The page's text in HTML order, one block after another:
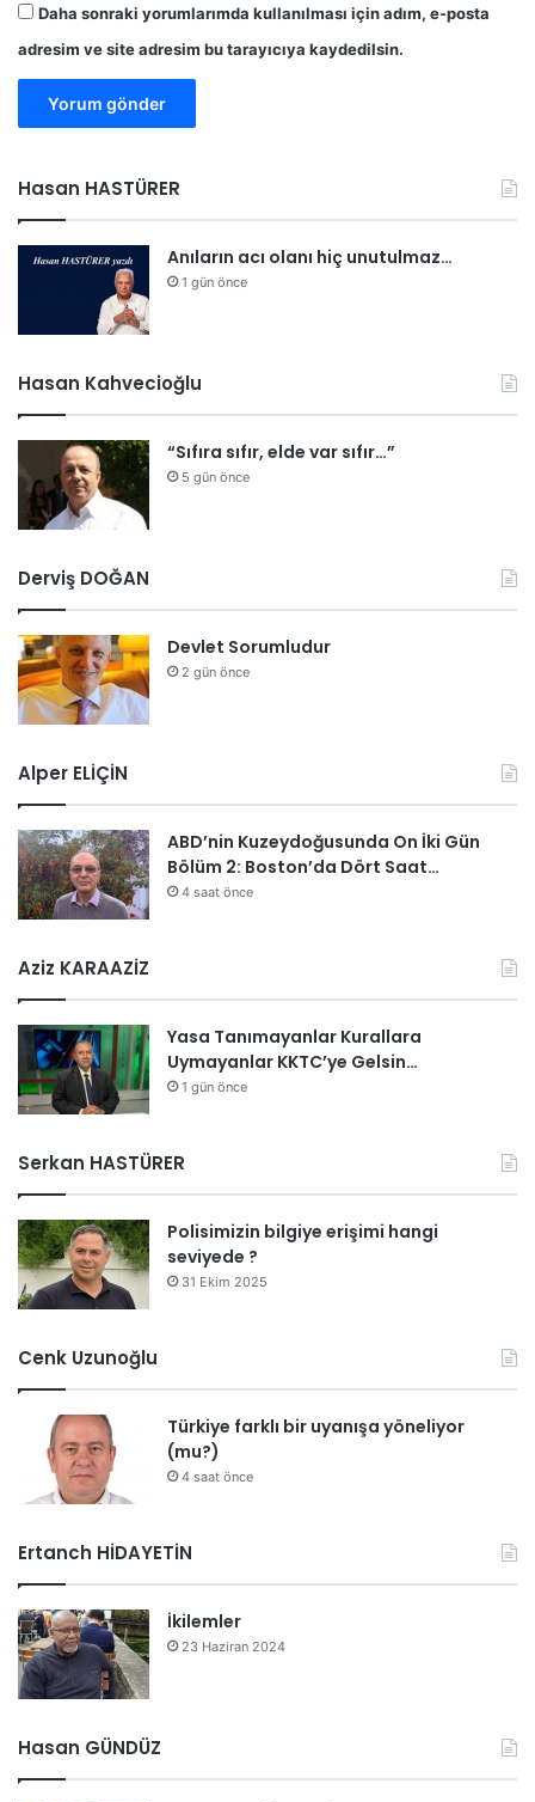
Daha sonraki yorumlarımda kullanılması için adım, e-posta
adresim ve site adresim bu tarayıcıya kaydedilsin.
Hasan HASTÜRER
Anıların acı olanı hiç unutulmaz…
1 gün önce
Hasan Kahvecioğlu
“Sıfıra sıfır, elde var sıfır…”
5 gün önce
Derviş DOĞAN
Devlet Sorumludur
2 gün önce
Alper ELİÇİN
ABD’nin Kuzeydoğusunda On İki Gün
Bölüm 2: Boston’da Dört Saat…
4 saat önce
Aziz KARAAZİZ
Yasa Tanımayanlar Kurallara
Uymayanlar KKTC’ye Gelsin…
1 gün önce
Serkan HASTÜRER
Polisimizin bilgiye erişimi hangi
seviyede ?
31 Ekim 2025
Cenk Uzunoğlu
Türkiye farklı bir uyanışa yöneliyor
(mu?)
4 saat önce
Ertanch HİDAYETİN
İkilemler
23 Haziran 2024
Hasan GÜNDÜZ